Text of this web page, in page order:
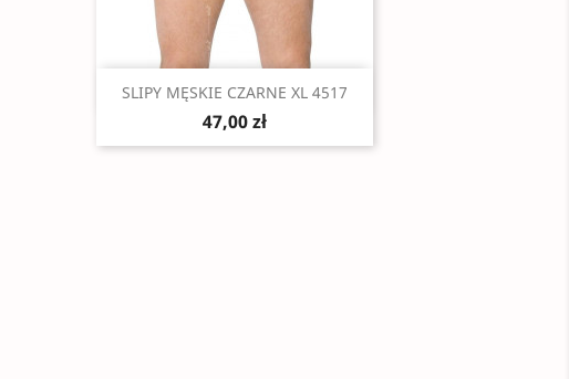
Szybki podgląd
SLIPY MĘSKIE CZARNE XL 4517
47,00 zł